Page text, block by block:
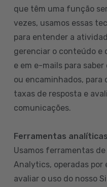
que têm uma função
vezes, usamos essas
para entender a
gerenciar o conteúdo e
e em e-mails para
ou encaminhados, para
taxas de resposta e
comunicações.
Ferramentas
Usamos ferramentas
Analytics, operadas por
avaliar o uso do nosso